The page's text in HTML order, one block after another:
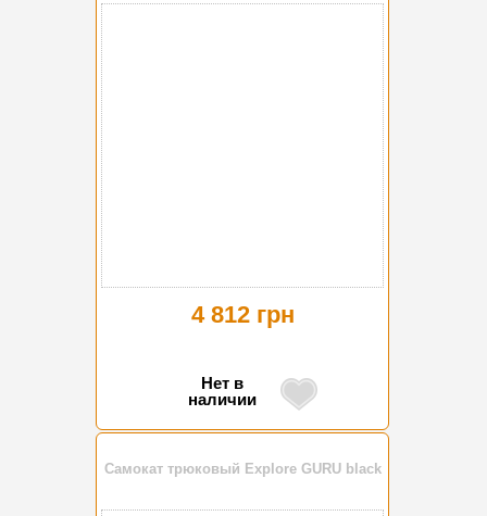
4 812 грн
Нет в
наличии
Самокат трюковый Explore GURU black